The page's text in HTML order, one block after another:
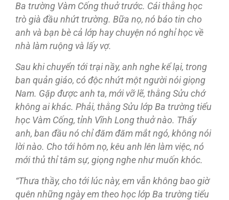
Ba trường Vàm Cống thuở trước. Cái thằng học
trò già đầu nhứt trường. Bữa nọ, nó báo tin cho
anh và bạn bè cả lớp hay chuyện nó nghỉ học về
nhà làm ruộng và lấy vợ.
Sau khi chuyển tới trại nầy, anh nghe kể lại, trong
ban quản giáo, có độc nhứt một người nói giọng
Nam. Gặp được anh ta, mới vỡ lẽ, thằng Sửu chớ
không ai khác. Phải, thằng Sửu lớp Ba trường tiểu
học Vàm Cống, tỉnh Vĩnh Long thuở nào. Thấy
anh, ban đầu nó chỉ đăm đăm mắt ngó, không nói
lời nào. Cho tới hôm nọ, kêu anh lên làm việc, nó
mới thủ thỉ tâm sự, giọng nghe như muốn khóc.
“Thưa thầy, cho tới lúc này, em vẫn không bao giờ
quên những ngày em theo học lớp Ba trường tiểu